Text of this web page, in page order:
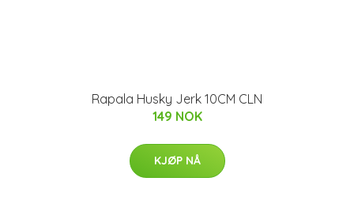
Rapala Husky Jerk 10CM CLN
149 NOK
KJØP NÅ